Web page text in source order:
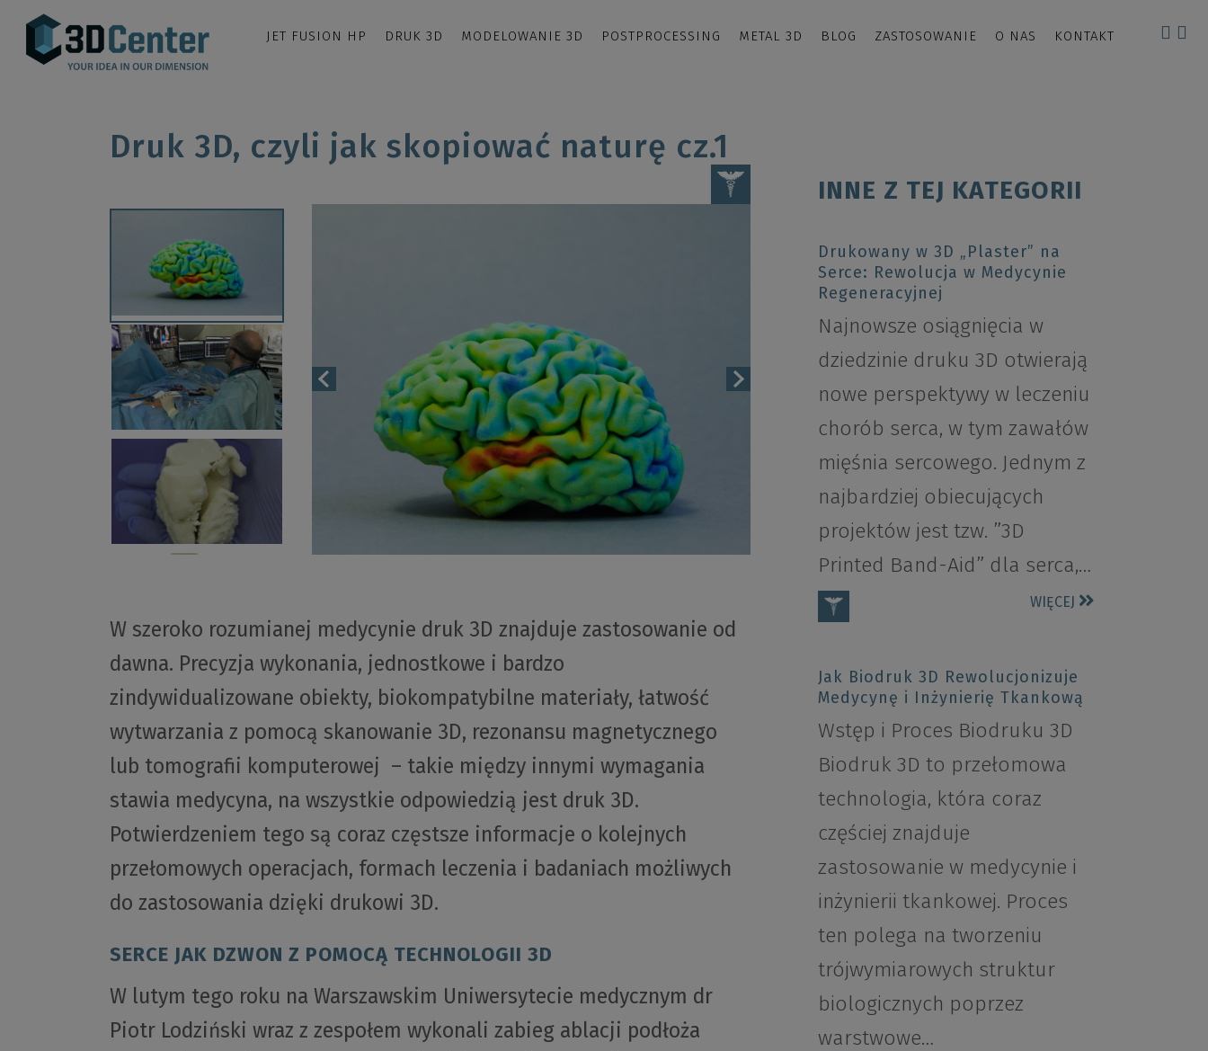
JET FUSION HP DRUK 3D MODELOWANIE 3D POSTPROCESSING METAL 3D BLOG ZASTOSOWANIE O NAS KONTAKT
Druk 3D, czyli jak skopiować naturę cz.1
W szeroko rozumianej medycynie druk 3D znajduje zastosowanie od
dawna. Precyzja wykonania, jednostkowe i bardzo
zindywidualizowane obiekty, biokompatybilne materiały, łatwość
wytwarzania z pomocą skanowanie 3D, rezonansu magnetycznego
lub tomografii komputerowej – takie między innymi wymagania
stawia medycyna, na wszystkie odpowiedzią jest druk 3D.
Potwierdzeniem tego są coraz częstsze informacje o kolejnych
przełomowych operacjach, formach leczenia i badaniach możliwych
do zastosowania dzięki drukowi 3D.
SERCE JAK DZWON Z POMOCĄ TECHNOLOGII 3D
W lutym tego roku na Warszawskim Uniwersytecie medycznym dr
Piotr Lodziński wraz z zespołem wykonali zabieg ablacji podłoża
INNE Z TEJ KATEGORII
Drukowany w 3D „Plaster” na
Serce: Rewolucja w Medycynie
Regeneracyjnej
Najnowsze osiągnięcia w
dziedzinie druku 3D otwierają
nowe perspektywy w leczeniu
chorób serca, w tym zawałów
mięśnia sercowego. Jednym z
najbardziej obiecujących
projektów jest tzw. ”3D
Printed Band-Aid” dla serca,…
WIĘCEJ
Jak Biodruk 3D Rewolucjonizuje
Medycynę i Inżynierię Tkankową
Wstęp i Proces Biodruku 3D
Biodruk 3D to przełomowa
technologia, która coraz
częściej znajduje
zastosowanie w medycynie i
inżynierii tkankowej. Proces
ten polega na tworzeniu
trójwymiarowych struktur
biologicznych poprzez
warstwowe…